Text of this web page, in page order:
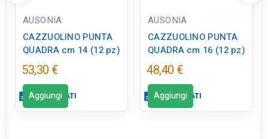
AUSONIA
CAZZUOLINO PUNTA
QUADRA cm 14 (12 pz)
53,30 €
descriptionSCHEDA DATI
Aggiungi
AUSONIA
CAZZUOLINO PUNTA
QUADRA cm 16 (12 pz)
48,40 €
descriptionSCHEDA DATI
Aggiungi